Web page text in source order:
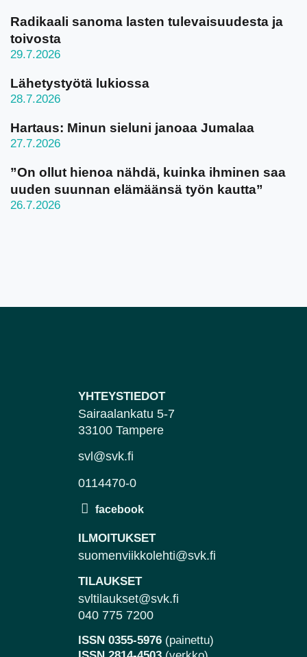
Radikaali sanoma lasten tulevaisuudesta ja
toivosta
29.7.2026
Lähetystyötä lukiossa
28.7.2026
Hartaus: Minun sieluni janoaa Jumalaa
27.7.2026
”On ollut hienoa nähdä, kuinka ihminen saa
uuden suunnan elämäänsä työn kautta”
26.7.2026
YHTEYSTIEDOT
Sairaalankatu 5-7
33100 Tampere
svl@svk.fi
0114470-0
ILMOITUKSET
suomenviikkolehti@svk.fi
TILAUKSET
svltilaukset@svk.fi
040 775 7200
ISSN 0355-5976 (painettu)